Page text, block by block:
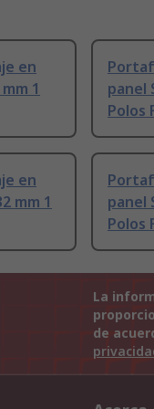
en
1
panel
Polos
en
mm 1
panel
Polos
La
de